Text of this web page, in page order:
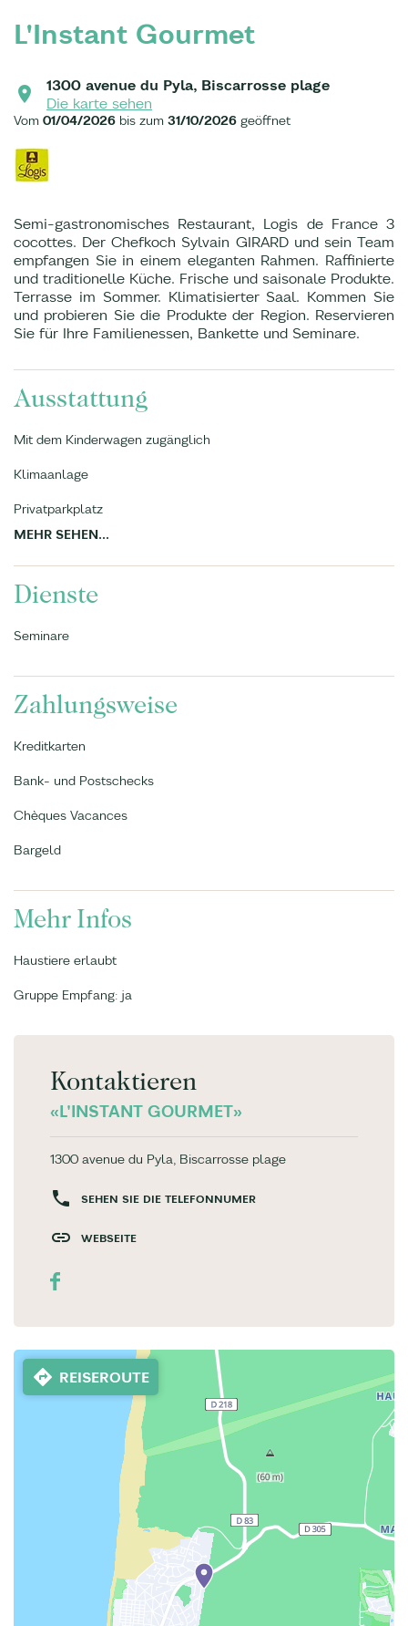
L'Instant Gourmet
1300 avenue du Pyla, Biscarrosse plage
Die karte sehen
Vom 01/04/2026 bis zum 31/10/2026 geöffnet
Semi-gastronomisches Restaurant, Logis de France 3
cocottes. Der Chefkoch Sylvain GIRARD und sein Team
empfangen Sie in einem eleganten Rahmen. Raffinierte
und traditionelle Küche. Frische und saisonale Produkte.
Terrasse im Sommer. Klimatisierter Saal. Kommen Sie
und probieren Sie die Produkte der Region. Reservieren
Sie für Ihre Familienessen, Bankette und Seminare.
Ausstattung
Mit dem Kinderwagen zugänglich
Klimaanlage
Privatparkplatz
MEHR SEHEN...
Dienste
Seminare
Zahlungsweise
Kreditkarten
Bank- und Postschecks
Chèques Vacances
Bargeld
Mehr Infos
Haustiere erlaubt
Gruppe Empfang: ja
Kontaktieren
«L'INSTANT GOURMET»
1300 avenue du Pyla, Biscarrosse plage
SEHEN SIE DIE TELEFONNUMER
WEBSEITE
REISEROUTE